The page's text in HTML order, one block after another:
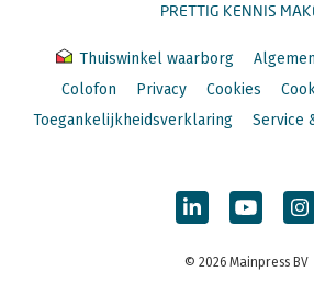
PRETTIG KENNIS
Thuiswinkel waarborg
Colofon
Privacy Cookies
Toegankelijkheidsverklaring
Service
© 2026 Mainpress BV